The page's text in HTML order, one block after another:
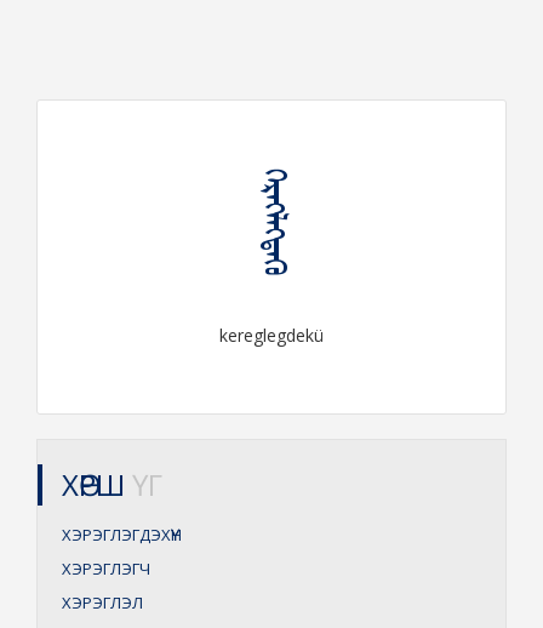
ᠬᠡᠷᠡᠭᠯᠡᠭᠳᠡᠬᠦ
kereglegdekü
ХӨРШ ҮГ
ХЭРЭГЛЭГДЭХҮҮН
ХЭРЭГЛЭГЧ
ХЭРЭГЛЭЛ